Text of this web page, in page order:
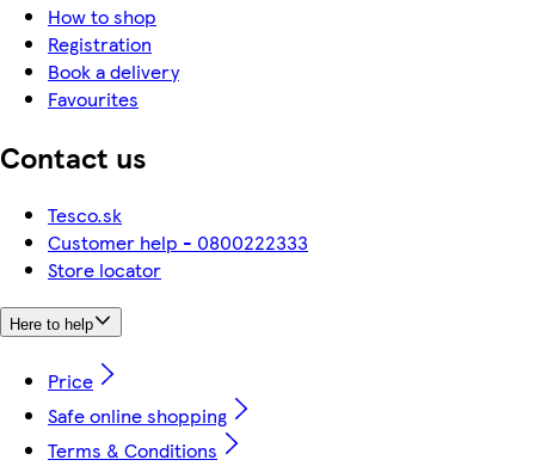
How to shop
Registration
Book a delivery
Favourites
Contact us
Tesco.sk
Customer help - 0800222333
Store locator
Here to help
Price
Safe online shopping
Terms & Conditions